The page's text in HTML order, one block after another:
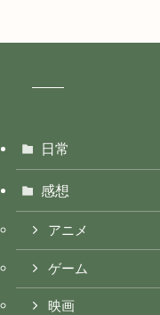
日常
感想
アニメ
ゲーム
映画